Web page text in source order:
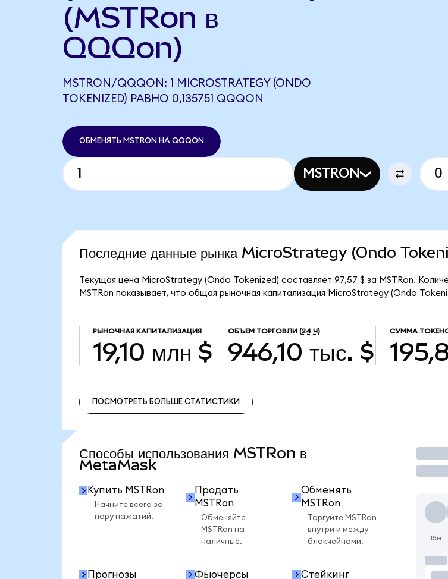
(MSTRon в
QQQon)
MSTRON/QQQON: 1 MICROSTRATEGY (ONDO
TOKENIZED) РАВНО 0,135751 QQQON
ОБМЕНЯТЬ MSTRON НА QQQON
MSTRON
Последние данные рынка MicroStrategy (Ondo
Текущая цена MicroStrategy (Ondo Tokenized) составляет 97,57 $ за MSTRon.
MSTRon показывает, что общая рыночная капитализация MicroStrategy (Ondo
РЫНОЧНАЯ КАПИТАЛИЗАЦИЯ
19,10 млн $
ОБЪЕМ ТОРГОВЛИ (24 Ч)
946,10 тыс. $
СУММА
ПОСМОТРЕТЬ БОЛЬШЕ СТАТИСТИКИ
Способы использования MSTRon в
MetaMask
Купить MSTRon
Начните всего за
пару нажатий.
Продать
MSTRon
Обменяйте
MSTRon на
наличные.
Обменять
MSTRon
Торгуйте MSTRon
внутри и между
блокчейнами.
Прогнозы Фьючерсы Стейкинг
15м